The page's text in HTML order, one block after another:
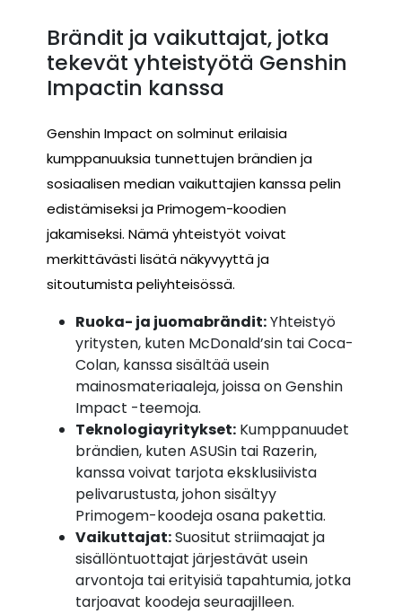
Brändit ja vaikuttajat, jotka
tekevät yhteistyötä Genshin
Impactin kanssa
Genshin Impact on solminut erilaisia
kumppanuuksia tunnettujen brändien ja
sosiaalisen median vaikuttajien kanssa pelin
edistämiseksi ja Primogem-koodien
jakamiseksi. Nämä yhteistyöt voivat
merkittävästi lisätä näkyvyyttä ja
sitoutumista peliyhteisössä.
Ruoka- ja juomabrändit:Yhteistyö
yritysten, kuten McDonald’sin tai Coca-
Colan, kanssa sisältää usein
mainosmateriaaleja, joissa on Genshin
Impact -teemoja.
Teknologiayritykset: Kumppanuudet
brändien, kuten ASUSin tai Razerin,
kanssa voivat tarjota eksklusiivista
pelivarustusta, johon sisältyy
Primogem-koodeja osana pakettia.
Vaikuttajat:Suositut striimaajat ja
sisällöntuottajat järjestävät usein
arvontoja tai erityisiä tapahtumia, jotka
tarjoavat koodeja seuraajilleen.